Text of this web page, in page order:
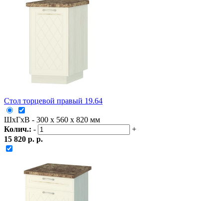
Стол торцевой правый 19.64
ШxГxВ - 300 x 560 x 820 мм
Колич.: -
+
15 820 р. р.